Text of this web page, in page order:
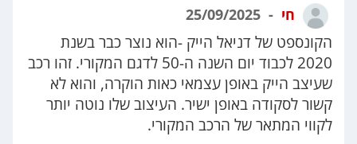
חי
הקונספט של דניאל הייק -הוא נוצר כבר בשנת
2020 לכבוד יום השנה ה-50 לדגם המקורי. זהו רכב
שעיצב הייק באופן עצמאי כאות הוקרה, והוא לא
קשור לסקודה באופן ישיר. העיצוב שלו נוטה יותר
לקווי המתאר של הרכב המקורי.